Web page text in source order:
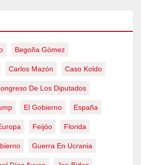
Begoña Gómez
Carlos Mazón Caso Koldo
De Los Diputados
El Gobierno España
Feijóo Florida
Guerra En Ucrania